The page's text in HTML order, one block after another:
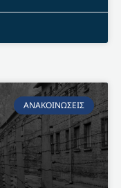
ΑΝΑΚΟΙΝΩΣΕΙΣ